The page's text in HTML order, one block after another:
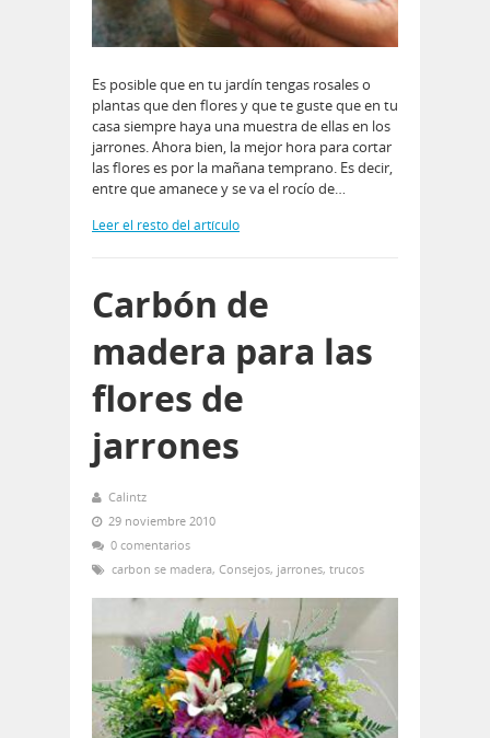
Es posible que en tu jardín tengas rosales o
plantas que den flores y que te guste que en tu
casa siempre haya una muestra de ellas en los
jarrones. Ahora bien, la mejor hora para cortar
las flores es por la mañana temprano. Es decir,
entre que amanece y se va el rocío de…
Leer el resto del artículo
Carbón de
madera para las
flores de
jarrones
Calintz
29 noviembre 2010
0 comentarios
carbon se madera, Consejos, jarrones, trucos